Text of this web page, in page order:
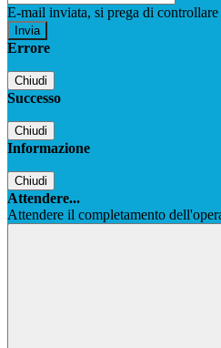
E-mail inviata, si prega di
Errore
Chiudi
Successo
Chiudi
Informazione
Chiudi
Attendere...
Attendere il completamento